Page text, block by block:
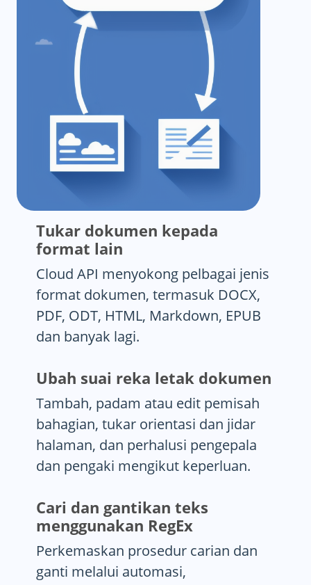
Tukar dokumen kepada
format lain
Cloud API menyokong pelbagai jenis
format dokumen, termasuk DOCX,
PDF, ODT, HTML, Markdown, EPUB
dan banyak lagi.
Ubah suai reka letak dokumen
Tambah, padam atau edit pemisah
bahagian, tukar orientasi dan jidar
halaman, dan perhalusi pengepala
dan pengaki mengikut keperluan.
Cari dan gantikan teks
menggunakan RegEx
Perkemaskan prosedur carian dan
ganti melalui automasi,